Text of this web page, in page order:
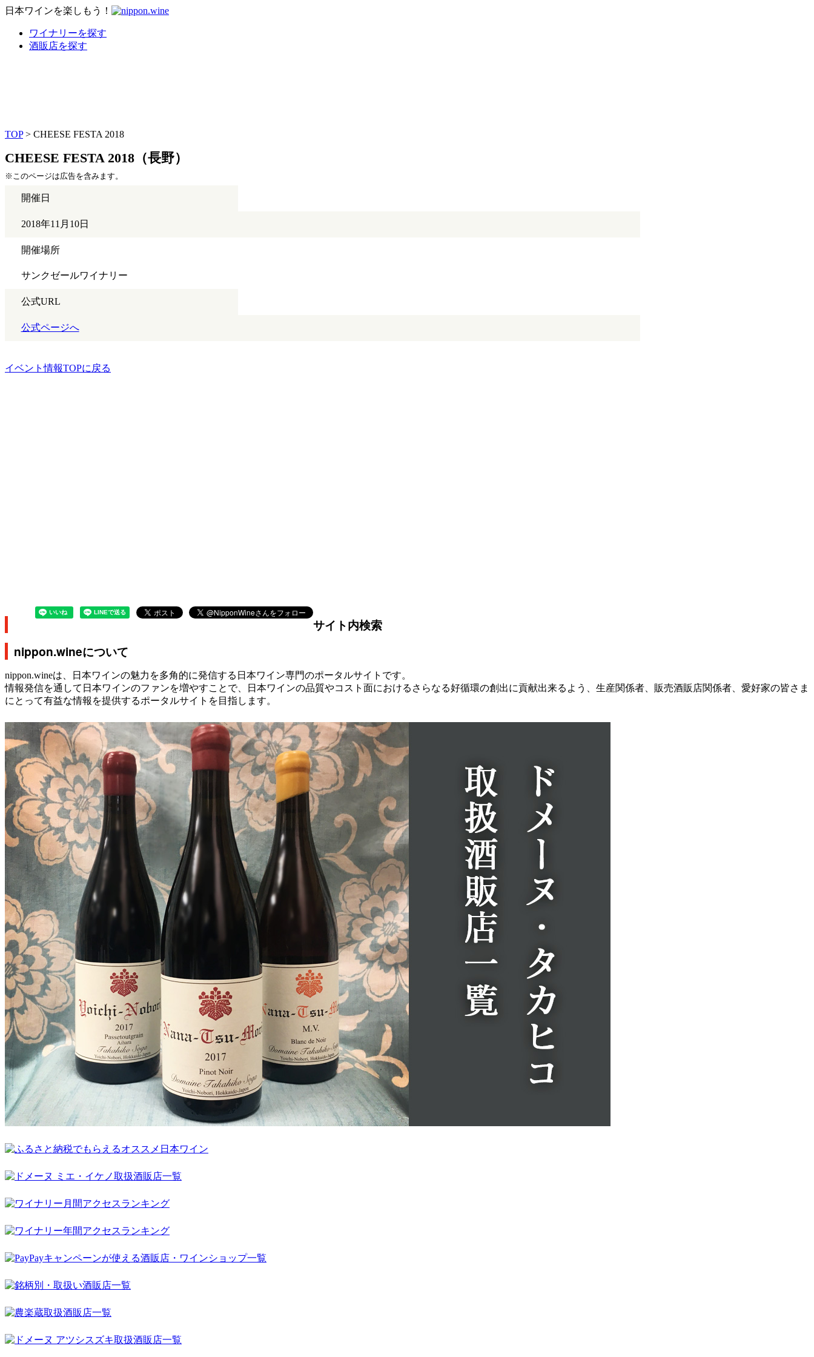
日本ワインを楽しもう！
ワイナリーを探す
酒販店を探す
TOP> CHEESE FESTA 2018
CHEESE FESTA 2018（長野）
※このページは広告を含みます。
開催日
2018年11月10日
開催場所
サンクゼールワイナリー
公式URL
公式ページへ
イベント情報TOPに戻る
サイト内検索
nippon.wineについて
nippon.wineは、日本ワインの魅力を多角的に発信する日本ワイン専門のポータルサイトです。
情報発信を通して日本ワインのファンを増やすことで、日本ワインの品質やコスト面におけるさらなる好循環の創出に貢献出来るよう、生産関係者、販売酒販店関係者、愛好家の皆さま
にとって有益な情報を提供するポータルサイトを目指します。